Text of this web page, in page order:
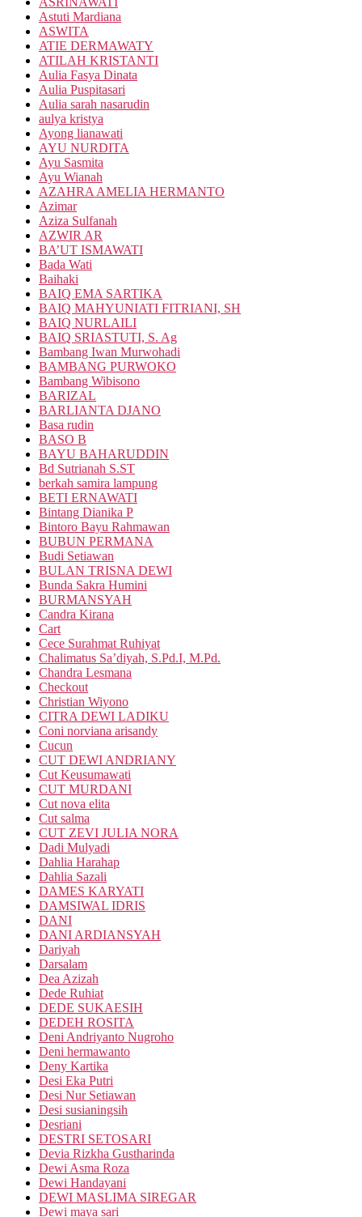
Astuti Mardiana
ASWITA
ATIE DERMAWATY
ATILAH KRISTANTI
Aulia Fasya Dinata
Aulia Puspitasari
Aulia sarah nasarudin
aulya kristya
Ayong lianawati
AYU NURDITA
Ayu Sasmita
Ayu Wianah
AZAHRA AMELIA HERMANTO
Azimar
Aziza Sulfanah
AZWIR AR
BA’UT ISMAWATI
Bada Wati
Baihaki
BAIQ EMA SARTIKA
BAIQ MAHYUNIATI FITRIANI, SH
BAIQ NURLAILI
BAIQ SRIASTUTI, S. Ag
Bambang Iwan Murwohadi
BAMBANG PURWOKO
Bambang Wibisono
BARIZAL
BARLIANTA DJANO
Basa rudin
BASO B
BAYU BAHARUDDIN
Bd Sutrianah S.ST
berkah samira lampung
BETI ERNAWATI
Bintang Dianika P
Bintoro Bayu Rahmawan
BUBUN PERMANA
Budi Setiawan
BULAN TRISNA DEWI
Bunda Sakra Humini
BURMANSYAH
Candra Kirana
Cart
Cece Surahmat Ruhiyat
Chalimatus Sa’diyah, S.Pd.I, M.Pd.
Chandra Lesmana
Checkout
Christian Wiyono
CITRA DEWI LADIKU
Coni norviana arisandy
Cucun
CUT DEWI ANDRIANY
Cut Keusumawati
CUT MURDANI
Cut nova elita
Cut salma
CUT ZEVI JULIA NORA
Dadi Mulyadi
Dahlia Harahap
Dahlia Sazali
DAMES KARYATI
DAMSIWAL IDRIS
DANI
DANI ARDIANSYAH
Dariyah
Darsalam
Dea Azizah
Dede Ruhiat
DEDE SUKAESIH
DEDEH ROSITA
Deni Andriyanto Nugroho
Deni hermawanto
Deny Kartika
Desi Eka Putri
Desi Nur Setiawan
Desi susianingsih
Desriani
DESTRI SETOSARI
Devia Rizkha Gustharinda
Dewi Asma Roza
Dewi Handayani
DEWI MASLIMA SIREGAR
Dewi maya sari